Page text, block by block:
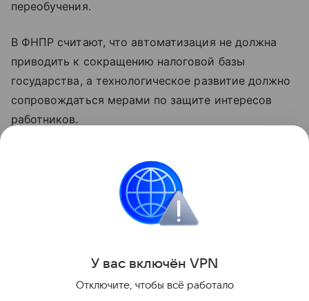
переобучения.
В ФНПР считают, что автоматизация не должна
приводить к сокращению налоговой базы
государства, а технологическое развитие должно
сопровождаться мерами по защите интересов
работников.
единые правила для роботов-доставщиков.
Роботы
Поделиться
У вас включён VPN
Отключите, чтобы всё работало